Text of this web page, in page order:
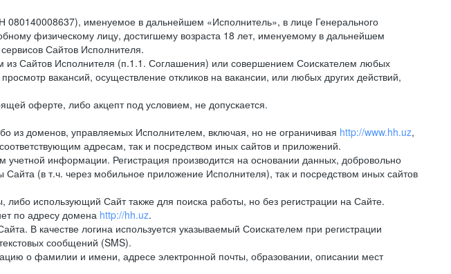
именуемое в дальнейшем «Исполнитель», в лице Генерального
физическому лицу, достигшему возраста 18 лет, именуемому в дальнейшем
Сайтов Исполнителя.
из Сайтов Исполнителя (п.1.1. Соглашения) или совершением Соискателем любых
вакансий, осуществление откликов на вакансии, или любых других действий,
оферте, либо акцепт под условием, не допускается.
из доменов, управляемых Исполнителем, включая, но не ограничивая http://www.hh.uz,
адресам, так и посредством иных сайтов и приложений.
информации. Регистрация производится на основании данных, добровольно
(в т.ч. через мобильное приложение Исполнителя), так и посредством иных сайтов
использующий Сайт также для поиска работы, но без регистрации на Сайте.
по адресу домена http://hh.uz.
В качестве логина используется указываемый Соискателем при регистрации
сообщений (SMS).
о фамилии и имени, адресе электронной почты, образовании, описании мест